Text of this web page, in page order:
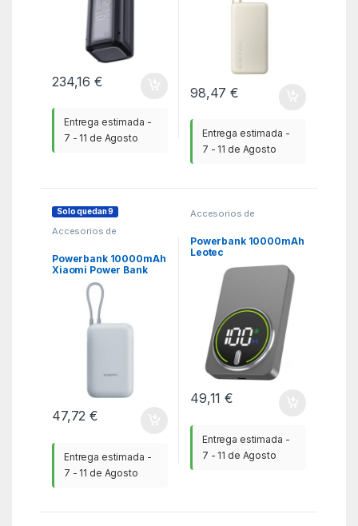
234,16€
Entrega estimada -
7 - 11 de Agosto
98,47€
Entrega estimada -
7 - 11 de Agosto
Solo quedan 9
Accesorios de
Powerbank 10000mAh
Xiaomi Power Bank
Integrated Cable/
22.5W/ Azul/ Incluye
Cable USB Tipo-C
47,72€
Entrega estimada -
7 - 11 de Agosto
Accesorios de
Powerbank 10000mAh
Leotec
LEPOWW20W10G/
20W/ Wireless/ Gris/
Incluye Cable USB
Tipo-C
49,11€
Entrega estimada -
7 - 11 de Agosto